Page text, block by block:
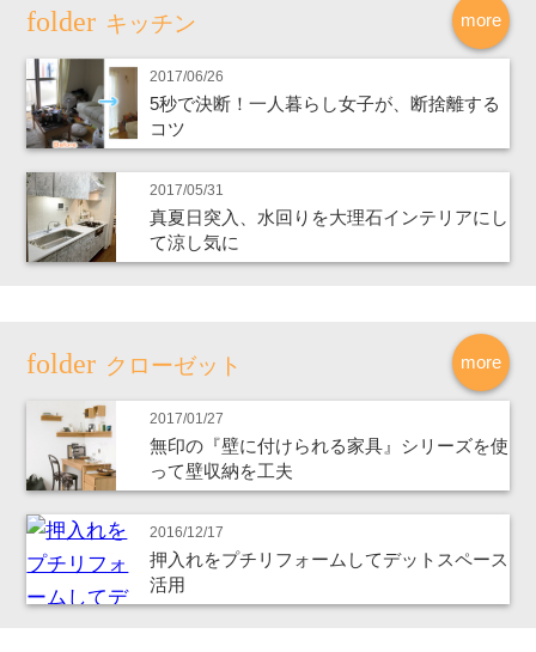
more
キッチン
2017/06/26
5秒で決断！一人暮らし女子が、断捨離する
コツ
2017/05/31
真夏日突入、水回りを大理石インテリアにし
て涼し気に
more
クローゼット
2017/01/27
無印の『壁に付けられる家具』シリーズを使
って壁収納を工夫
2016/12/17
押入れをプチリフォームしてデットスペース
活用